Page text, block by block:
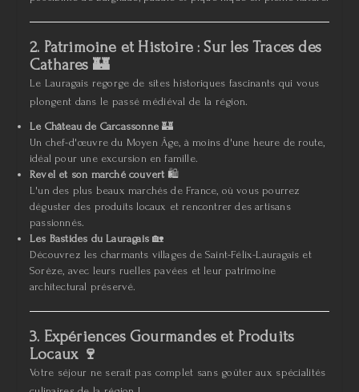
2. Patrimoine et Histoire : Sur les Traces des
Cathares 🏰
Le Lauragais regorge de sites historiques fascinants qui vous
plongent dans le passé médiéval de la région.
Le Château de Carcassonne🏰
Un chef-d'œuvre du Moyen Âge, à moins d'une heure de route,
idéal pour une excursion en famille.
Revel et son marché couvert 🛍️
L'un des plus beaux marchés de France, où vous pourrez
déguster des produits locaux et rencontrer des artisans
passionnés.
Les Bastides du Lauragais🏡
Découvrez les charmants villages de Saint-Félix-Lauragais et
Sorèze, avec leurs ruelles pavées et leur patrimoine
architectural préservé.
3. Expériences Gourmandes et Produits
Locaux🍷
Votre séjour ne serait pas complet sans goûter aux spécialités